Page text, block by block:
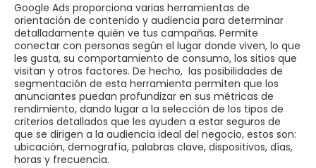
Google Ads proporciona varias herramientas de
orientación de contenido y audiencia para determinar
detalladamente quién ve tus campañas. Permite
conectar con personas según el lugar donde viven, lo que
les gusta, su comportamiento de consumo, los sitios que
visitan y otros factores. De hecho, las posibilidades de
segmentación de esta herramienta permiten que los
anunciantes puedan profundizar en sus métricas de
rendimiento, dando lugar a la selección de los tipos de
criterios detallados que les ayuden a estar seguros de
que se dirigen a la audiencia ideal del negocio, estos son:
ubicación, demografía, palabras clave, dispositivos, días,
horas y frecuencia.